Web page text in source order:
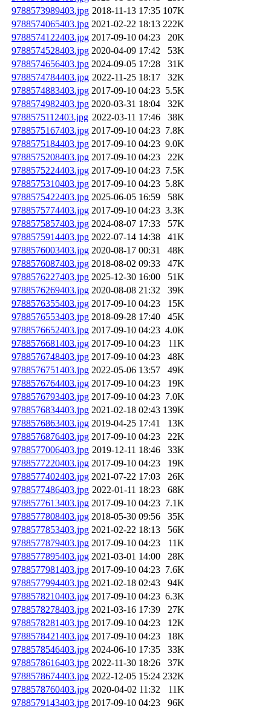
9788573989403.jpg 2018-11-13 17:35 107K
9788574065403.jpg 2021-02-22 18:13 222K
9788574122403.jpg 2017-09-10 04:23
20K
9788574528403.jpg 2020-04-09 17:42
53K
9788574656403.jpg 2024-09-05 17:28
31K
9788574784403.jpg 2022-11-25 18:17
32K
9788574883403.jpg 2017-09-10 04:23 5.5K
9788574982403.jpg 2020-03-31 18:04
32K
9788575112403.jpg 2022-03-11 17:46
38K
9788575167403.jpg 2017-09-10 04:23 7.8K
9788575184403.jpg 2017-09-10 04:23 9.0K
9788575208403.jpg 2017-09-10 04:23
22K
9788575224403.jpg 2017-09-10 04:23 7.5K
9788575310403.jpg 2017-09-10 04:23 5.8K
9788575422403.jpg 2025-06-05 16:59
58K
9788575774403.jpg 2017-09-10 04:23 3.3K
9788575857403.jpg 2024-08-07 17:33
57K
9788575914403.jpg 2022-07-14 14:38
41K
9788576003403.jpg 2020-08-17 00:31
48K
9788576087403.jpg 2018-08-02 09:33
47K
9788576227403.jpg 2025-12-30 16:00
51K
9788576269403.jpg 2020-08-08 21:32
39K
9788576355403.jpg 2017-09-10 04:23
15K
9788576553403.jpg 2018-09-28 17:40
45K
9788576652403.jpg 2017-09-10 04:23 4.0K
9788576681403.jpg 2017-09-10 04:23
11K
9788576748403.jpg 2017-09-10 04:23
48K
9788576751403.jpg 2022-05-06 13:57
49K
9788576764403.jpg 2017-09-10 04:23
19K
9788576793403.jpg 2017-09-10 04:23 7.0K
9788576834403.jpg 2021-02-18 02:43 139K
9788576863403.jpg 2019-04-25 17:41
13K
9788576876403.jpg 2017-09-10 04:23
22K
9788577006403.jpg 2019-12-11 18:46
33K
9788577220403.jpg 2017-09-10 04:23
19K
9788577402403.jpg 2021-07-22 17:03
26K
9788577486403.jpg 2022-01-11 18:23
68K
9788577613403.jpg 2017-09-10 04:23 7.1K
9788577808403.jpg 2018-05-30 09:56
35K
9788577853403.jpg 2021-02-22 18:13
56K
9788577879403.jpg 2017-09-10 04:23
11K
9788577895403.jpg 2021-03-01 14:00
28K
9788577981403.jpg 2017-09-10 04:23 7.6K
9788577994403.jpg 2021-02-18 02:43
94K
9788578210403.jpg 2017-09-10 04:23 6.3K
9788578278403.jpg 2021-03-16 17:39
27K
9788578281403.jpg 2017-09-10 04:23
12K
9788578421403.jpg 2017-09-10 04:23
18K
9788578546403.jpg 2024-06-10 17:35
33K
9788578616403.jpg 2022-11-30 18:26
37K
9788578674403.jpg 2022-12-05 15:24 232K
9788578760403.jpg 2020-04-02 11:32
11K
9788579143403.jpg 2017-09-10 04:23
96K